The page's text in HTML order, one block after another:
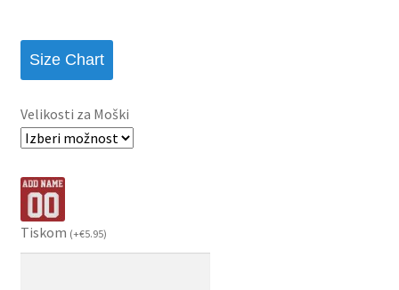
Size Chart
Velikosti za Moški
Tiskom (+€5.95)